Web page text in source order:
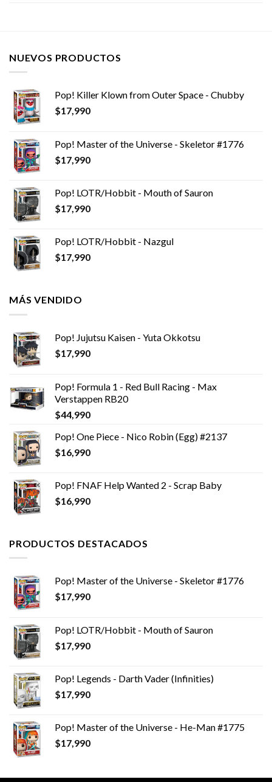
NUEVOS PRODUCTOS
Pop! Killer Klown from Outer Space - Chubby
$17,990
Pop! Master of the Universe - Skeletor #1776
$17,990
Pop! LOTR/Hobbit - Mouth of Sauron
$17,990
Pop! LOTR/Hobbit - Nazgul
$17,990
MÁS VENDIDO
Pop! Jujutsu Kaisen - Yuta Okkotsu
$17,990
Pop! Formula 1 - Red Bull Racing - Max
Verstappen RB20
$44,990
Pop! One Piece - Nico Robin (Egg) #2137
$16,990
Pop! FNAF Help Wanted 2 - Scrap Baby
$16,990
PRODUCTOS DESTACADOS
Pop! Master of the Universe - Skeletor #1776
$17,990
Pop! LOTR/Hobbit - Mouth of Sauron
$17,990
Pop! Legends - Darth Vader (Infinities)
$17,990
Pop! Master of the Universe - He-Man #1775
$17,990